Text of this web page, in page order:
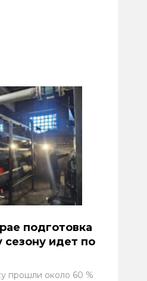
подготовка
сезону идет по
прошли около 60 %